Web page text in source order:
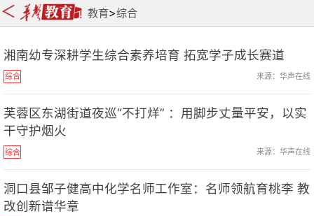
教育>综合
湘南幼专深耕学生综合素养培育 拓宽学子成长赛道
综合 来源：华声在线
芙蓉区东湖街道夜巡“不打烊” ：用脚步丈量平安，以实
干守护烟火
综合 来源：华声在线
洞口县邹子健高中化学名师工作室：名师领航育桃李 教
改创新谱华章